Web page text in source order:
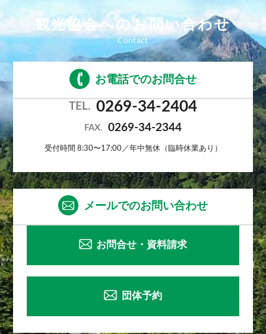
観光協会へのお問い合わせ
お電話でのお問合せ
TEL. 0269-34-2404
FAX. 0269-34-2344
受付時間 8:30〜17:00／年中無休（臨時休業あり）
メールでのお問い合わせ
お問合せ・資料請求
団体予約